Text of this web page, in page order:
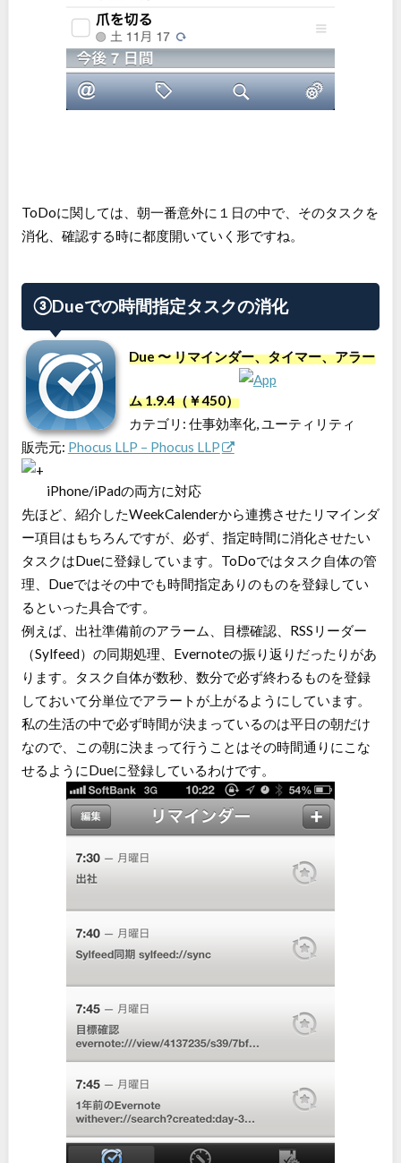
ToDoに関しては、朝一番意外に１日の中で、そのタスクを
消化、確認する時に都度開いていく形ですね。
③Dueでの時間指定タスクの消化
Due 〜 リマインダー、タイマー、アラー
ム 1.9.4（￥450）
カテゴリ: 仕事効率化, ユーティリティ
販売元: Phocus LLP – Phocus LLP
iPhone/iPadの両方に対応
先ほど、紹介したWeekCalenderから連携させたリマインダ
ー項目はもちろんですが、必ず、指定時間に消化させたい
タスクはDueに登録しています。ToDoではタスク自体の管
理、Dueではその中でも時間指定ありのものを登録してい
るといった具合です。
例えば、出社準備前のアラーム、目標確認、RSSリーダー
（Sylfeed）の同期処理、Evernoteの振り返りだったりがあ
ります。タスク自体が数秒、数分で必ず終わるものを登録
しておいて分単位でアラートが上がるようにしています。
私の生活の中で必ず時間が決まっているのは平日の朝だけ
なので、この朝に決まって行うことはその時間通りにこな
せるようにDueに登録しているわけです。